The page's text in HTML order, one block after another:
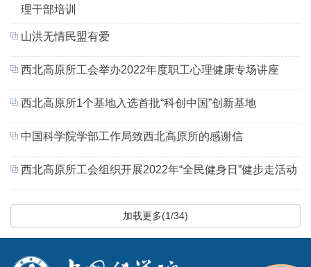
理干部培训
山洪无情民盟有爱
西北高原所工会举办2022年度职工心理健康专场讲座
西北高原所1个基地入选首批“科创中国”创新基地
中国科学院学部工作局致西北高原所的感谢信
西北高原所工会组织开展2022年“全民健身日”健步走活动
加载更多(1/34)